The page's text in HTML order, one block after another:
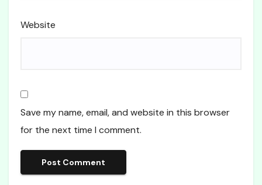
Website
Save my name, email, and website in this browser
for the next time I comment.